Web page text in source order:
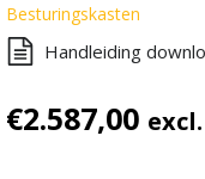
Besturingskasten
Handleiding
€2.587,00